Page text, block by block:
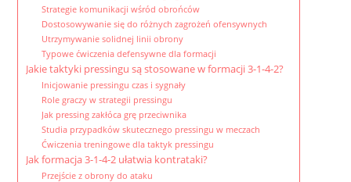
Strategie komunikacji wśród obrońców
Dostosowywanie się do różnych zagrożeń ofensywnych
Utrzymywanie solidnej linii obrony
Typowe ćwiczenia defensywne dla formacji
Jakie taktyki pressingu są stosowane w formacji 3-1-4-2?
Inicjowanie pressingu czas i sygnały
Role graczy w strategii pressingu
Jak pressing zakłóca grę przeciwnika
Studia przypadków skutecznego pressingu w meczach
Ćwiczenia treningowe dla taktyk pressingu
Jak formacja 3-1-4-2 ułatwia kontrataki?
Przejście z obrony do ataku